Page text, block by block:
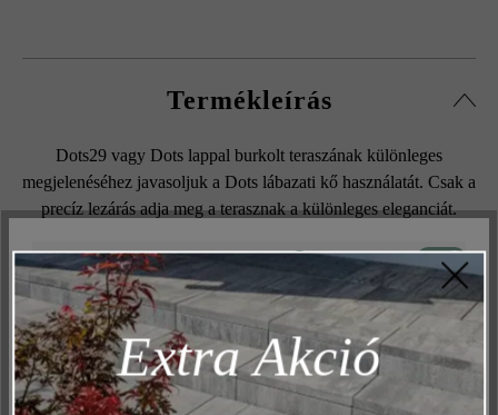
Termékleírás
Dots29 vagy Dots lappal burkolt teraszának különleges
megjelenéséhez javasoljuk a Dots lábazati kő használatát. Csak a
precíz lezárás adja meg a terasznak a különleges eleganciát.
Felületi struktúra:
sima
Műszakilag és működéshez szükséges Aktív
Marketing Inaktív
Elemzés Inaktív
Kényelem (weboldal működése) Inaktív
Extra Akció